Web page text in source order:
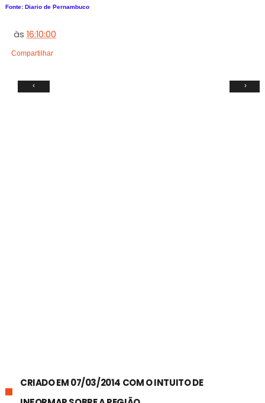
Fonte: Diario de Pernambuco
às16:10:00
Compartilhar
‹ ›
CRIADO EM 07/03/2014 COM O INTUITO DE